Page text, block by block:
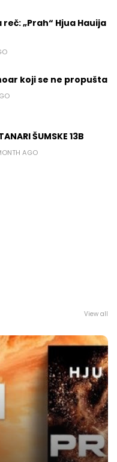
„Prah“ Hjua Hauija
koji se ne propušta
ŠUMSKE 13B
AGO
View all